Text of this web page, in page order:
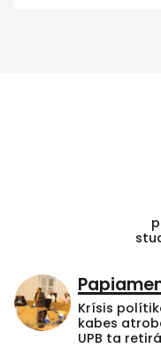
Krísis
kabes
UPB ta